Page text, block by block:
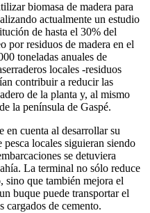
biomasa de madera para
actualmente un estudio
de hasta el 30% del
por residuos de madera en el
toneladas anuales de
locales -residuos
contribuir a reducir las
de la planta y, al mismo
la península de Gaspé.
en cuenta al desarrollar su
locales siguieran siendo
se detuviera
La terminal no sólo reduce
sino que también mejora el
buque puede transportar el
cargados de cemento.